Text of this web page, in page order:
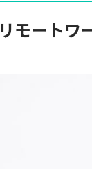
リモートワ